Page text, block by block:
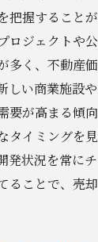
把握すること
ロジェクトや
多く、不動産
しい商業施設
要が高まる傾
タイミングを
発状況を常に
ることで、売